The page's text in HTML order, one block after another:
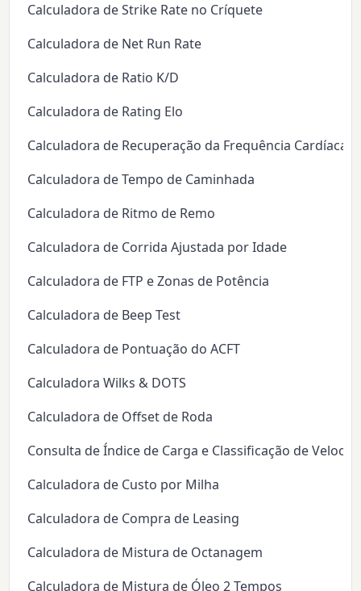
Calculadora de Strike Rate no Críquete
Calculadora de Net Run Rate
Calculadora de Ratio K/D
Calculadora de Rating Elo
Calculadora de Recuperação da Frequência Cardíaca
Calculadora de Tempo de Caminhada
Calculadora de Ritmo de Remo
Calculadora de Corrida Ajustada por Idade
Calculadora de FTP e Zonas de Potência
Calculadora de Beep Test
Calculadora de Pontuação do ACFT
Calculadora Wilks & DOTS
Calculadora de Offset de Roda
Consulta de Índice de Carga e Classificação de
Calculadora de Custo por Milha
Calculadora de Compra de Leasing
Calculadora de Mistura de Octanagem
Calculadora de Mistura de Óleo 2 Tempos